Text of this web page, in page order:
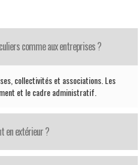
comme aux entreprises ?
collectivités et associations. Les
et le cadre administratif.
en extérieur ?